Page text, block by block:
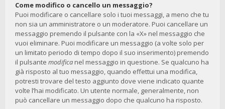
Come modifico o cancello un messaggio?
Puoi modificare o cancellare solo i tuoi messaggi, a meno che tu
non sia un amministratore o un moderatore. Puoi cancellare un
messaggio premendo il pulsante con la «X» nel messaggio che
vuoi eliminare. Puoi modificare un messaggio (a volte solo per
un limitato periodo di tempo dopo il suo inserimento) premendo
il pulsante modifica nel messaggio in questione. Se qualcuno ha
già risposto al tuo messaggio, quando effettui una modifica,
potresti trovare del testo aggiunto dove viene indicato quante
volte l’hai modificato. Un utente normale, generalmente, non
può cancellare un messaggio dopo che qualcuno ha risposto.